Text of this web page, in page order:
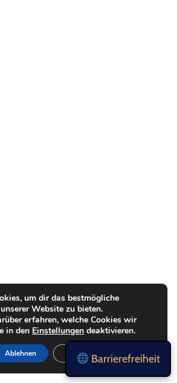
Barrierefreiheit
um dir das bestmögliche
Website zu bieten.
erfahren, welche Cookies wir
in den Einstellungen deaktivieren.
Ablehnen Einstellungen